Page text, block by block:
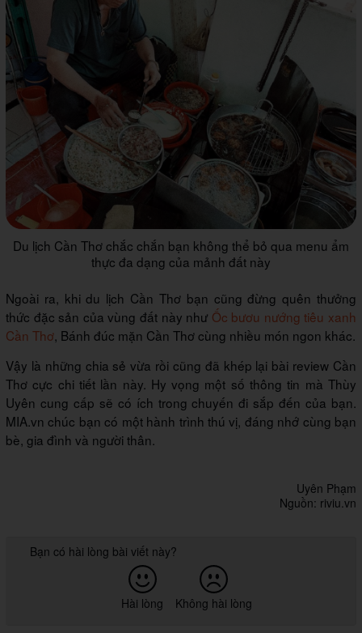
Du lịch Cần Thơ chắc chắn bạn không thể bỏ qua menu ẩm
thực đa dạng của mảnh đất này
Ngoài ra, khi du lịch Cần Thơ bạn cũng đừng quên thưởng
thức đặc sản của vùng đất này như Ốc bươu nướng tiêu xanh
Cần Thơ, Bánh đúc mặn Cần Thơ cùng nhiều món ngon khác.
Vậy là những chia sẻ vừa rồi cũng đã khép lại bài review Cần
Thơ cực chi tiết lần này. Hy vọng một số thông tin mà Thùy
Uyên cung cấp sẽ có ích trong chuyến đi sắp đến của bạn.
MIA.vn chúc bạn có một hành trình thú vị, đáng nhớ cùng bạn
bè, gia đình và người thân.
Uyên Phạm
Nguồn: riviu.vn
Bạn có hài lòng bài viết này?
Hài lòng Không hài lòng